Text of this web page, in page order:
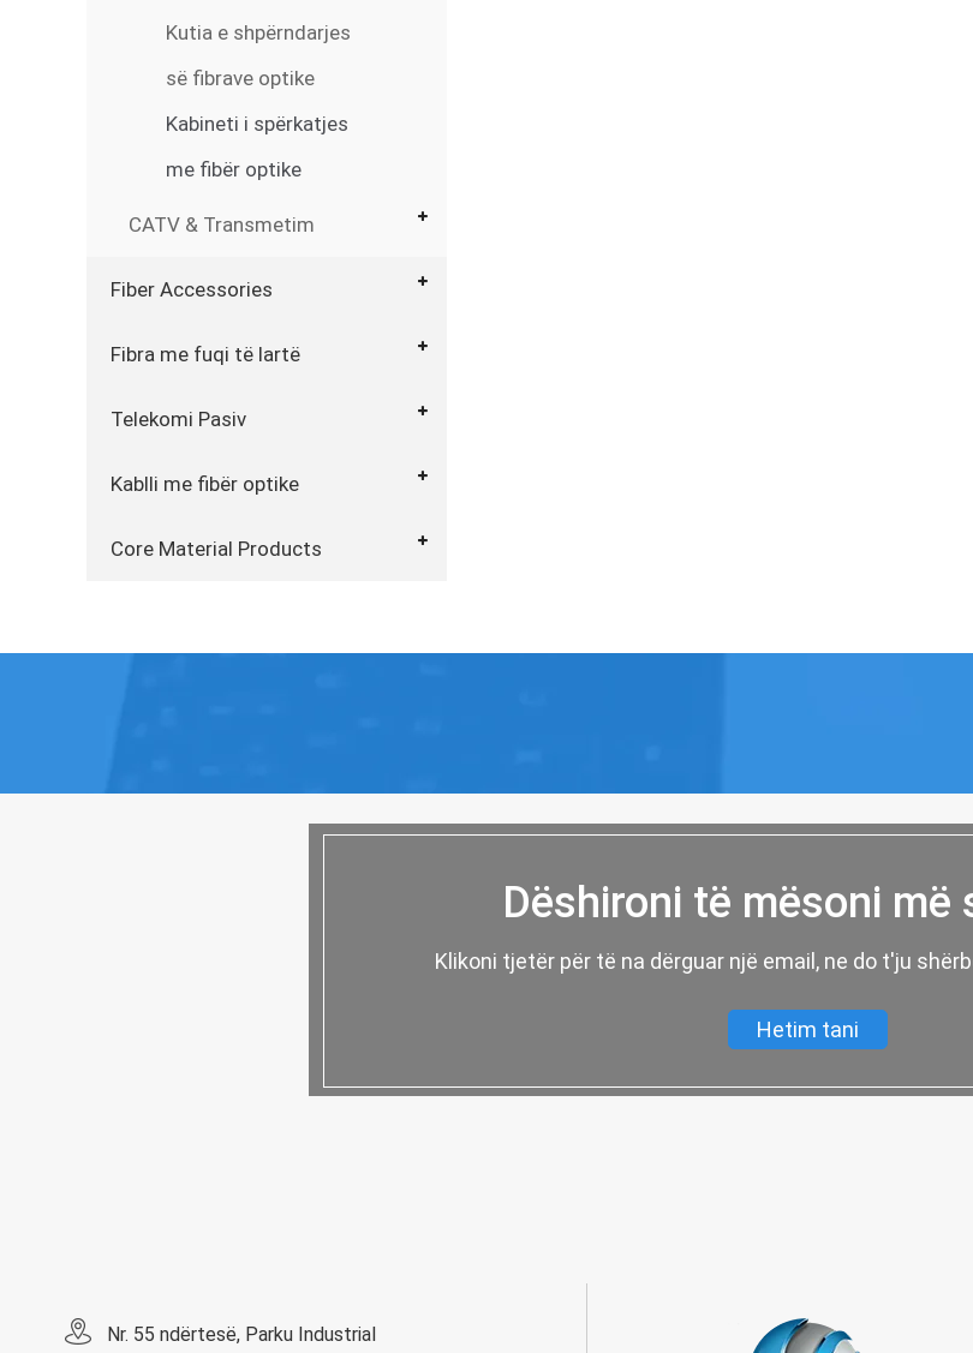
Kutia e shpërndarjes
së fibrave optike
Kabineti i spërkatjes
me fibër optike
CATV & Transmetim
Fiber Accessories
Fibra me fuqi të lartë
Telekomi Pasiv
Kablli me fibër optike
Core Material Products
Dëshironi të mësoni më
Klikoni tjetër për të na dërguar një email, ne do t'ju
Hetim tani
Nr. 55 ndërtesë, Parku Industrial